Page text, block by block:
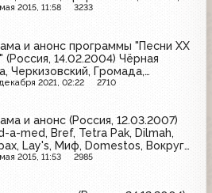
Вокруг Света
2015, 11:58 3233
и анонс программы "Песни XX
(Россия, 14.02.2004) Чёрная
Черкизовский, Громада,
Мир кожи и меха, Lindt,
Вокруг Света, Дом кухни,
2021, 02:22 2710
и анонс (Россия, 12.03.2007)
a-med, Bref, Tetra Pak, Dilmah,
Lay's, Миф, Domestos, Вокруг
Fa
2015, 11:53 2985